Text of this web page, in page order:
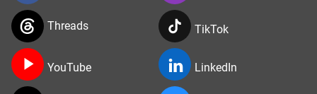
Threads TikTok
YouTube LinkedIn